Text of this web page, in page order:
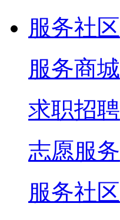
服务社区
服务商城
求职招聘
志愿服务
服务社区